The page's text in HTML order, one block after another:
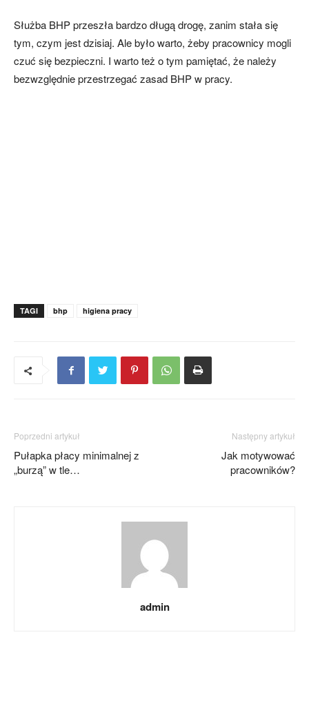
Służba BHP przeszła bardzo długą drogę, zanim stała się
tym, czym jest dzisiaj. Ale było warto, żeby pracownicy mogli
czuć się bezpieczni. I warto też o tym pamiętać, że należy
bezwzględnie przestrzegać zasad BHP w pracy.
TAGI bhp higiena pracy
Poprzedni artykuł
Pułapka płacy minimalnej z
„burzą” w tle…
Następny artykuł
Jak motywować
pracowników?
admin